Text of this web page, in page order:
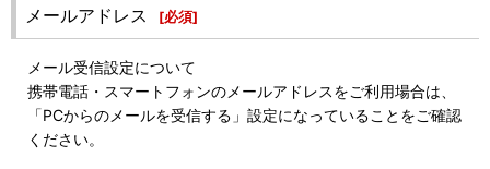
メールアドレス [必須]
メール受信設定について
携帯電話・スマートフォンのメールアドレスをご利用場合は、
「PCからのメールを受信する」設定になっていることをご確認
ください。